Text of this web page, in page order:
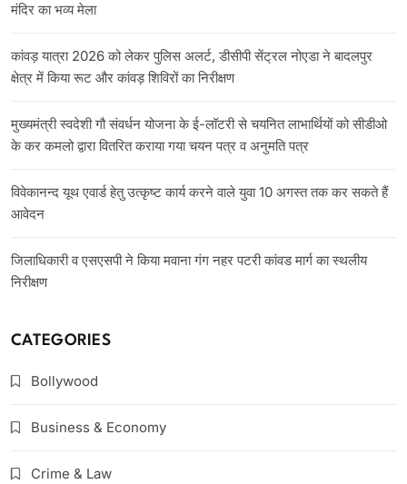
मंदिर का भव्य मेला
कांवड़ यात्रा 2026 को लेकर पुलिस अलर्ट, डीसीपी सेंट्रल नोएडा ने बादलपुर
क्षेत्र में किया रूट और कांवड़ शिविरों का निरीक्षण
मुख्यमंत्री स्वदेशी गौ संवर्धन योजना के ई-लॉटरी से चयनित लाभार्थियों को सीडीओ
के कर कमलो द्वारा वितरित कराया गया चयन पत्र व अनुमति पत्र
विवेकानन्द यूथ एवार्ड हेतु उत्कृष्ट कार्य करने वाले युवा 10 अगस्त तक कर सकते हैं
आवेदन
जिलाधिकारी व एसएसपी ने किया मवाना गंग नहर पटरी कांवड मार्ग का स्थलीय
निरीक्षण
CATEGORIES
Bollywood
Business & Economy
Crime & Law